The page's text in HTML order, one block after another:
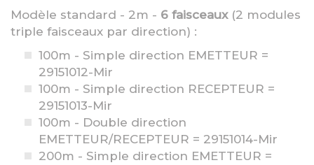
Modèle standard - 2m - 6 faisceaux(2 modules
triple faisceaux par direction) :
100m - Simple direction EMETTEUR =
29151012-Mir
100m - Simple direction RECEPTEUR =
29151013-Mir
100m - Double direction
EMETTEUR/RECEPTEUR = 29151014-Mir
200m - Simple direction EMETTEUR =